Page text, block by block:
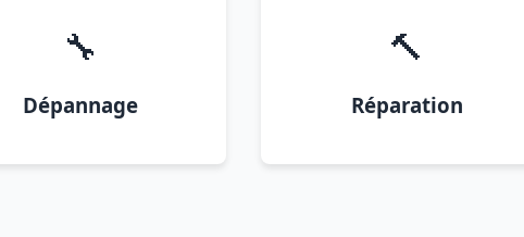
🔧
Dépannage
🔨
Réparation